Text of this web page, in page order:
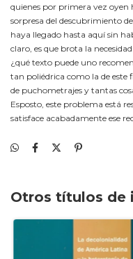
quienes por primera vez oyen
sorpresa del descubrimiento
haya llegado hasta aquí sin
claro, es que brota la
¿qué texto puede uno
tan poliédrica como la de este
de puchometrajes y tantas
Esposto, este problema está
satisface acabadamente ese
Otros títulos de